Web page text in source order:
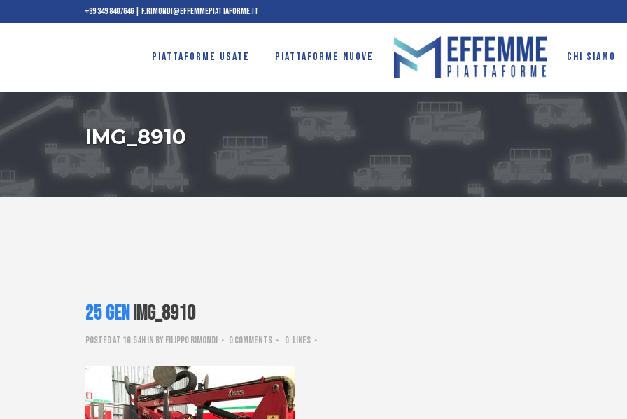
+39 349 8407646| f.rimondi@effemmepiattaforme.it
PIATTAFORME USATE PIATTAFORME NUOVE CHI SIAMO
IMG_8910
25 GenIMG_8910
Posted at 16:54hin by Filippo Rimondi 0 Comments 0 Likes